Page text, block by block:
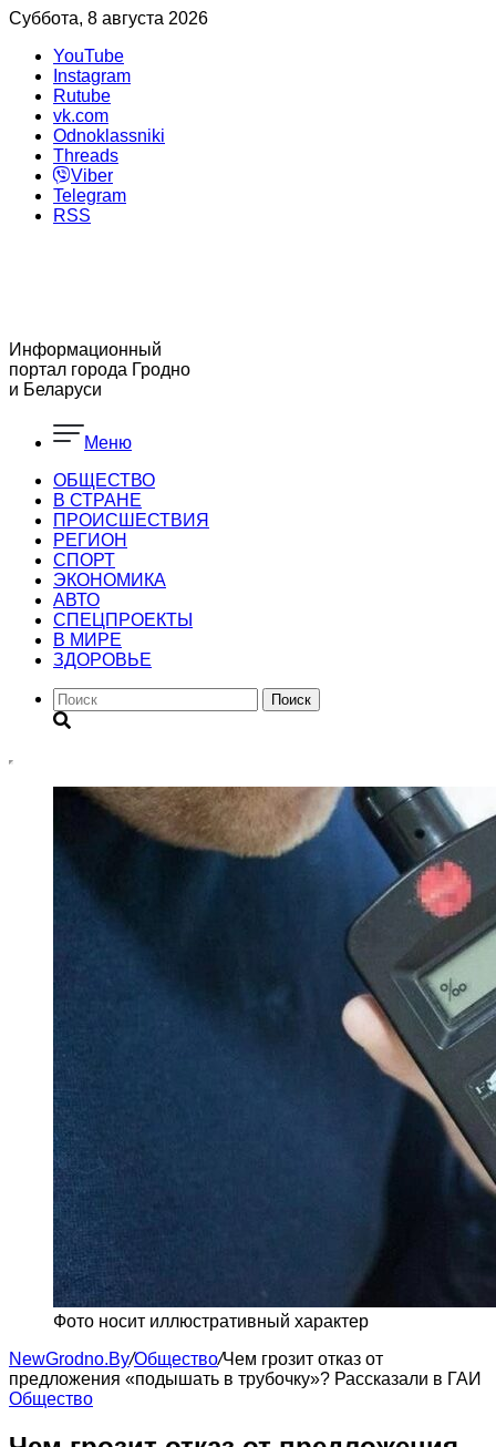
Суббота, 8 августа 2026
YouTube
Instagram
Rutube
vk.com
Odnoklassniki
Threads
Viber
Telegram
RSS
Информационный
портал города Гродно
и Беларуси
Меню
ОБЩЕСТВО
В СТРАНЕ
ПРОИСШЕСТВИЯ
РЕГИОН
CПОРТ
ЭКОНОМИКА
АВТО
СПЕЦПРОЕКТЫ
В МИРЕ
ЗДОРОВЬЕ
Поиск
Фото носит иллюстративный характер
NewGrodno.By/Общество/Чем грозит отказ от
предложения «подышать в трубочку»? Рассказали в ГАИ
Общество